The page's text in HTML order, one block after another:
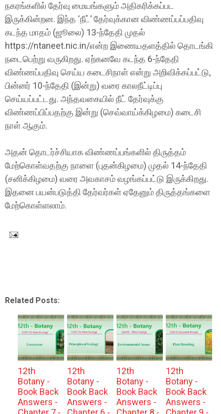
நகரங்களில் தேர்வு மையங்களும் அதிகரிக்கப்பட
இருக்கின்றன. இந்த ‘நீட்’ தேர்வுக்கான விண்ணப்பப்பதிவு
கடந்த மாதம் (ஜூலை) 13-ந்தேதி முதல்
https://ntaneet.nic.in/என்ற இணையதளத்தில் தொடங்கி
நடைபெற்று வருகிறது. ஏற்கனவே கடந்த 6-ந்தேதி
விண்ணப்பதிவு செய்ய கடைசிநாள் என்று அறிவிக்கப்பட்டு,
பின்னர் 10-ந்தேதி (இன்று) வரை காலநீட்டிப்பு
செய்யப்பட்டது. அந்தவகையில் நீட் தேர்வுக்கு
விண்ணப்பிப்பதற்கு இன்று (செவ்வாய்க்கிழமை) கடைசி
நாள் ஆகும்.
அதன் தொடர்ச்சியாக விண்ணப்பங்களில் திருத்தம்
மேற்கொள்வதற்கு நாளை (புதன்கிழமை) முதல் 14-ந்தேதி
(சனிக்கிழமை) வரை அவகாசம் வழங்கப்பட்டு இருக்கிறது.
இதனை பயன்படுத்தி தேர்வர்கள் ஏதேனும் திருத்தங்களை
மேற்கொள்ளலாம்.
Related Posts:
12th
Botany -
Book Back
Answers -
12th
Botany -
Book Back
Answers -
12th
Botany -
Book Back
Answers -
12th
Botany -
Book Back
Answers -